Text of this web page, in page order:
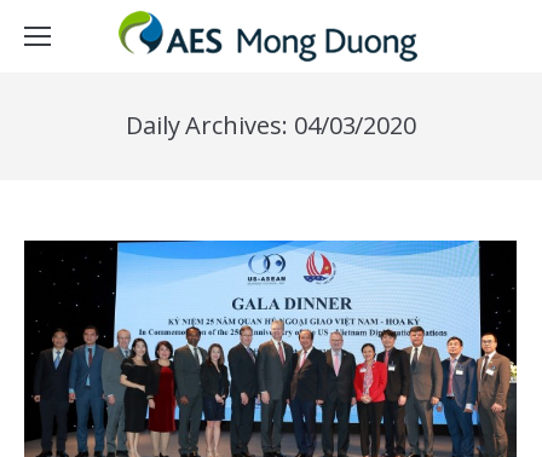
Daily Archives: 04/03/2020